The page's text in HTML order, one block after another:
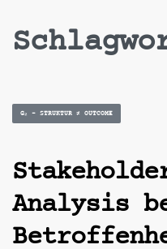
to
content
Posted
G₂ – STRUKTUR ≠ OUTCOME
Analysis